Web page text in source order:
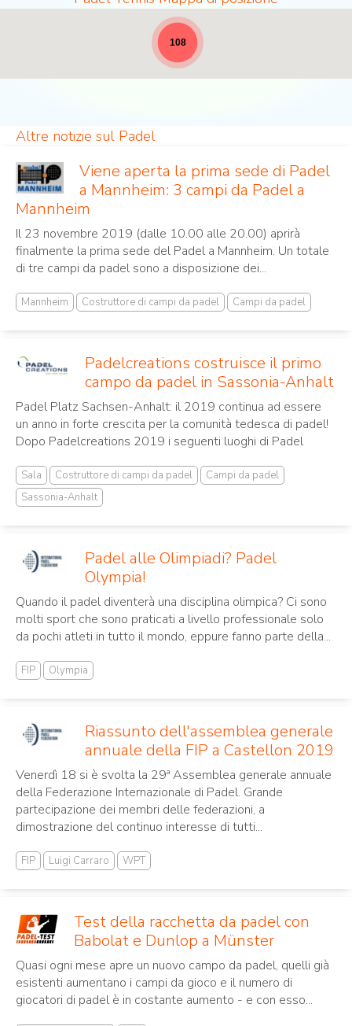
Luoghi del padel - tutta la larghezza per le
108
Altre notizie sul Padel
Viene aperta la prima sede di Padel
a Mannheim: 3 campi da Padel a
Mannheim
Il 23 novembre 2019 (dalle 10.00 alle 20.00) aprirà
finalmente la prima sede del Padel a Mannheim. Un totale
di tre campi da padel sono a disposizione dei...
Mannheim Costruttore di campi da padel Campi da padel
Padelcreations costruisce il primo
campo da padel in Sassonia-Anhalt
Padel Platz Sachsen-Anhalt: il 2019 continua ad essere
un anno in forte crescita per la comunità tedesca di padel!
Dopo Padelcreations 2019 i seguenti luoghi di Padel
Sala Costruttore di campi da padel
Campi da padel
Sassonia-Anhalt
Padel alle Olimpiadi? Padel
Olympia!
Quando il padel diventerà una disciplina olimpica? Ci sono
molti sport che sono praticati a livello professionale solo
da pochi atleti in tutto il mondo, eppure fanno parte della...
FIP Olympia
Riassunto dell'assemblea generale
annuale della FIP a Castellon 2019
Venerdì 18 si è svolta la 29ª Assemblea generale annuale
della Federazione Internazionale di Padel. Grande
partecipazione dei membri delle federazioni, a
dimostrazione del continuo interesse di tutti...
FIP Luigi Carraro WPT
Test della racchetta da padel con
Babolat e Dunlop a Münster
Quasi ogni mese apre un nuovo campo da padel, quelli già
esistenti aumentano i campi da gioco e il numero di
giocatori di padel è in costante aumento - e con esso...